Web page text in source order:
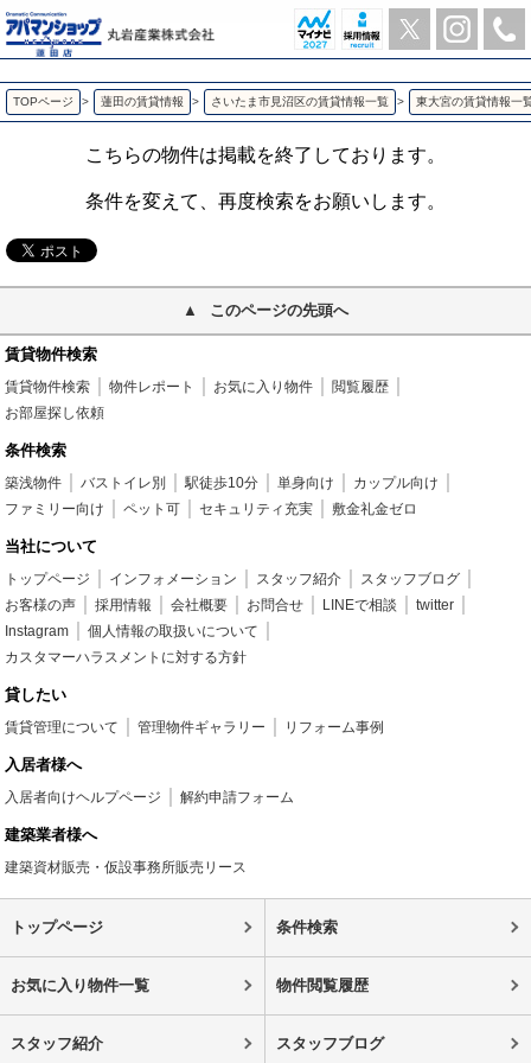
ノーブルパレス東大宮 東大宮の2LDK賃貸アパート | アパマンショップ蓮田店-丸岩産業株式会社-
TOPページ > 蓮田の賃貸情報 > さいたま市見沼区の賃貸情報一覧 > 東大宮の賃貸情報一
こちらの物件は掲載を終了しております。
条件を変えて、再度検索をお願いします。
このページの先頭へ
賃貸物件検索
賃貸物件検索 物件レポート お気に入り物件
閲覧履歴
お部屋探し依頼
条件検索
築浅物件 バストイレ別 駅徒歩10分 単身向け
カップル向け
ファミリー向け
ペット可 セキュリティ充実 敷金礼金ゼロ
当社について
トップページ インフォメーション スタッフ紹介
スタッフブログ
お客様の声
採用情報 会社概要 お問合せ LINEで相談
twitter
Instagram
個人情報の取扱いについて
カスタマーハラスメントに対する方針
貸したい
賃貸管理について 管理物件ギャラリー リフォーム事例
入居者様へ
入居者向けヘルプページ 解約申請フォーム
建築業者様へ
建築資材販売・仮設事務所販売リース
トップページ 条件検索
お気に入り物件一覧 物件閲覧履歴
スタッフ紹介 スタッフブログ